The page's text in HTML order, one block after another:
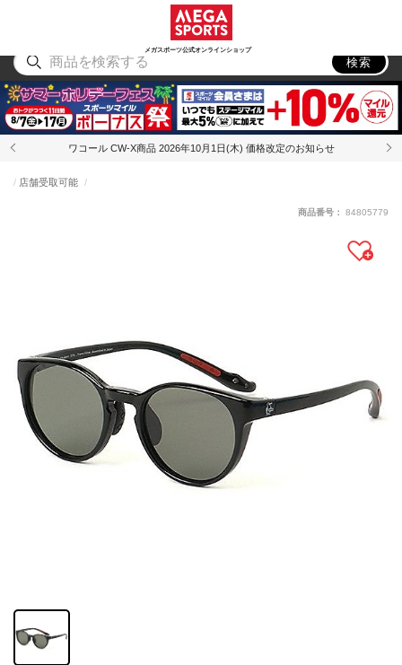
メガスポーツ公式オンラインショップ
アウトドア
検索
ワコール CW-X商品 2026年10月1日(木) 価格改定のお知らせ
店舗受取可能
商品番号： 84805779